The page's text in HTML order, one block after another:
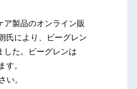
ア製品のオンライン販
氏により、ビーグレン
した。ビーグレンは
す。
い。